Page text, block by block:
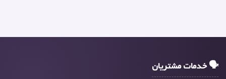
🗣 خدمات مشتریان